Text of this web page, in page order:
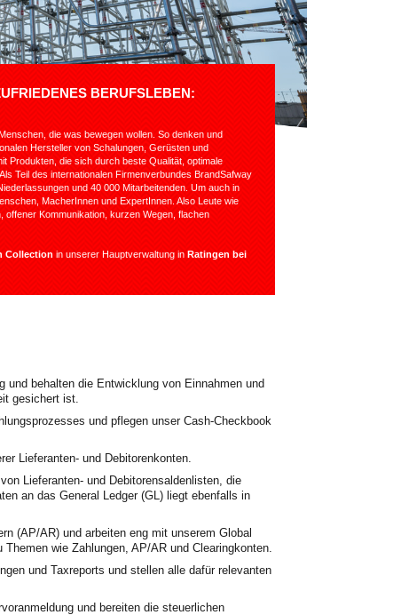
BERUFSLEBEN:
die was bewegen wollen. So denken und
Hersteller von Schalungen, Gerüsten und
Produkten, die sich durch beste Qualität, optimale
Teil des internationalen Firmenverbundes BrandSafway
und 40 000 Mitarbeitenden. Um auch in
MacherInnen und ExpertInnen. Also Leute wie
offener Kommunikation, kurzen Wegen, flachen
Collection in unserer Hauptverwaltung in Ratingen bei
behalten die Entwicklung von Ein­nahmen und
gesichert ist.
und pflegen unser Cash-Checkbook
Lieferanten- und Debitorenkonten.
Lieferanten- und Debitorensalden­listen, die
an das General Ledger (GL) liegt ebenfalls in
(AP/AR) und arbeiten eng mit unserem Global
wie Zahlungen, AP/AR und Clearingkonten.
und Taxreports und stellen alle dafür relevanten
und bereiten die steuerlichen